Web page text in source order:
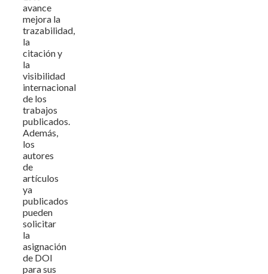
avance
mejora la
trazabilidad,
la
citación y
la
visibilidad
internacional
de los
trabajos
publicados.
Además,
los
autores
de
artículos
ya
publicados
pueden
solicitar
la
asignación
de DOI
para sus